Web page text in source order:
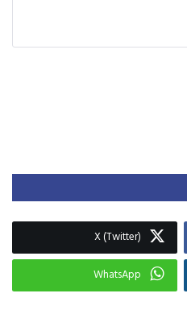
X (Twitter)
WhatsApp